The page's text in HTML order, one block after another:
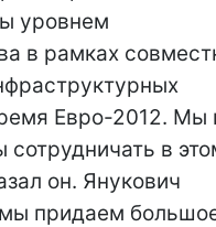
уровнем
в рамках
Евро-2012. Мы
сотрудничать в
он. Янукович
придаем